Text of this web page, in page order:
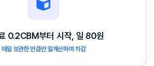
0.2CBM부터 시작, 일 80원
매일 보관한 만큼만 일계산하여 차감